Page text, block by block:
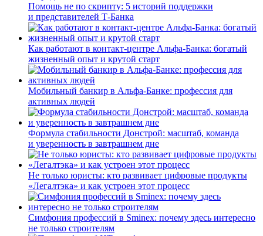
Помощь не по скрипту: 5 историй поддержки
и представителей Т-Банка
Как работают в контакт-центре Альфа-Банка: богатый
жизненный опыт и крутой старт
Мобильный банкир в Альфа-Банке: профессия для
активных людей
Формула стабильности Донстрой: масштаб, команда
и уверенность в завтрашнем дне
Не только юристы: кто развивает цифровые продукты
«Легалтэка» и как устроен этот процесс
Симфония профессий в Sminex: почему здесь интересно
не только строителям